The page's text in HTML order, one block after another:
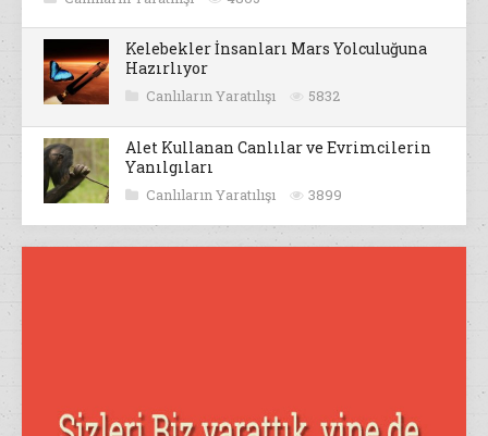
Kelebekler İnsanları Mars Yolculuğuna
Hazırlıyor
Canlıların Yaratılışı 5832
Alet Kullanan Canlılar ve Evrimcilerin
Yanılgıları
Canlıların Yaratılışı 3899